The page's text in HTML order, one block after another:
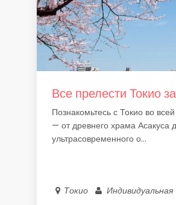
Все прелести Токио
Познакомьтесь с Токио во
— от древнего храма Асакуса
ультрасовременного о...
Токио Индивидуальная